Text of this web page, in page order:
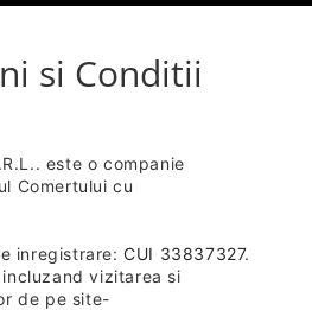
si Conditii
este o companie
Comertului cu
inregistrare:CUI 33837327.
vizitarea si
de pe site-